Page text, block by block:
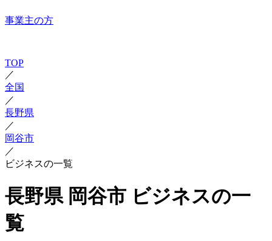
事業主の方
TOP
／
全国
／
長野県
／
岡谷市
／
ビジネスの一覧
長野県 岡谷市 ビジネスの一
覧